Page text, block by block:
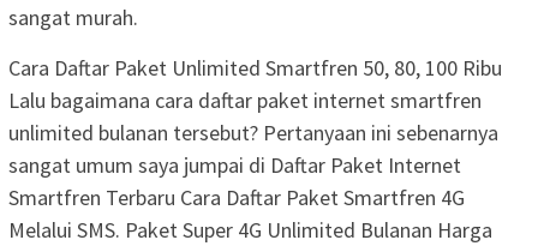
sangat murah.
Cara Daftar Paket Unlimited Smartfren 50, 80, 100 Ribu
Lalu bagaimana cara daftar paket internet smartfren
unlimited bulanan tersebut? Pertanyaan ini sebenarnya
sangat umum saya jumpai di Daftar Paket Internet
Smartfren Terbaru Cara Daftar Paket Smartfren 4G
Melalui SMS. Paket Super 4G Unlimited Bulanan Harga